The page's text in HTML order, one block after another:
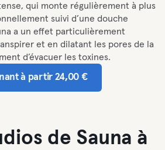
qui monte régulièrement à plus
suivi d’une douche
a un effet particulièrement
et en dilatant les pores de la
d’évacuer les toxines.
à partir 24,00 €
de Sauna à